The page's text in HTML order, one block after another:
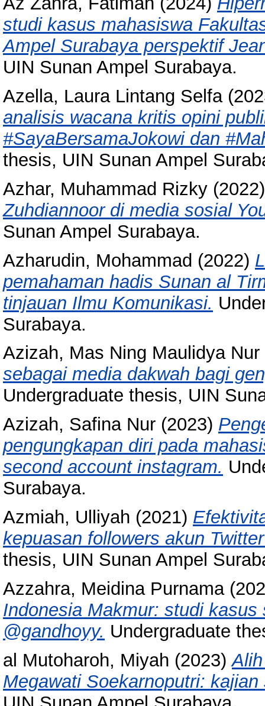
studi kasus mahasiswa
Ampel Surabaya perspektif
UIN Sunan Ampel Surabaya.
Azella, Laura Lintang Selfa
analisis wacana kritis opini
#SayaBersamaJokowi dan
thesis, UIN Sunan Ampel
Azhar, Muhammad Rizky
Zuhdiannoor di media sosial
Sunan Ampel Surabaya.
Azharudin, Mohammad (2022)
pemahaman hadis Sunan al
tinjauan Ilmu Komunikasi.
Surabaya.
Azizah, Mas Ning Maulidya Nur
sebagai media dakwah bagi
Undergraduate thesis, UIN
Azizah, Safina Nur (2023)
pengungkapan diri pada
second account instagram.
Surabaya.
Azmiah, Ulliyah (2021)
kepuasan followers akun
thesis, UIN Sunan Ampel
Azzahra, Meidina Purnama
Indonesia Makmur: studi
@gandhoyy. Undergraduate
al Mutoharoh, Miyah (2023)
Megawati Soekarnoputri: